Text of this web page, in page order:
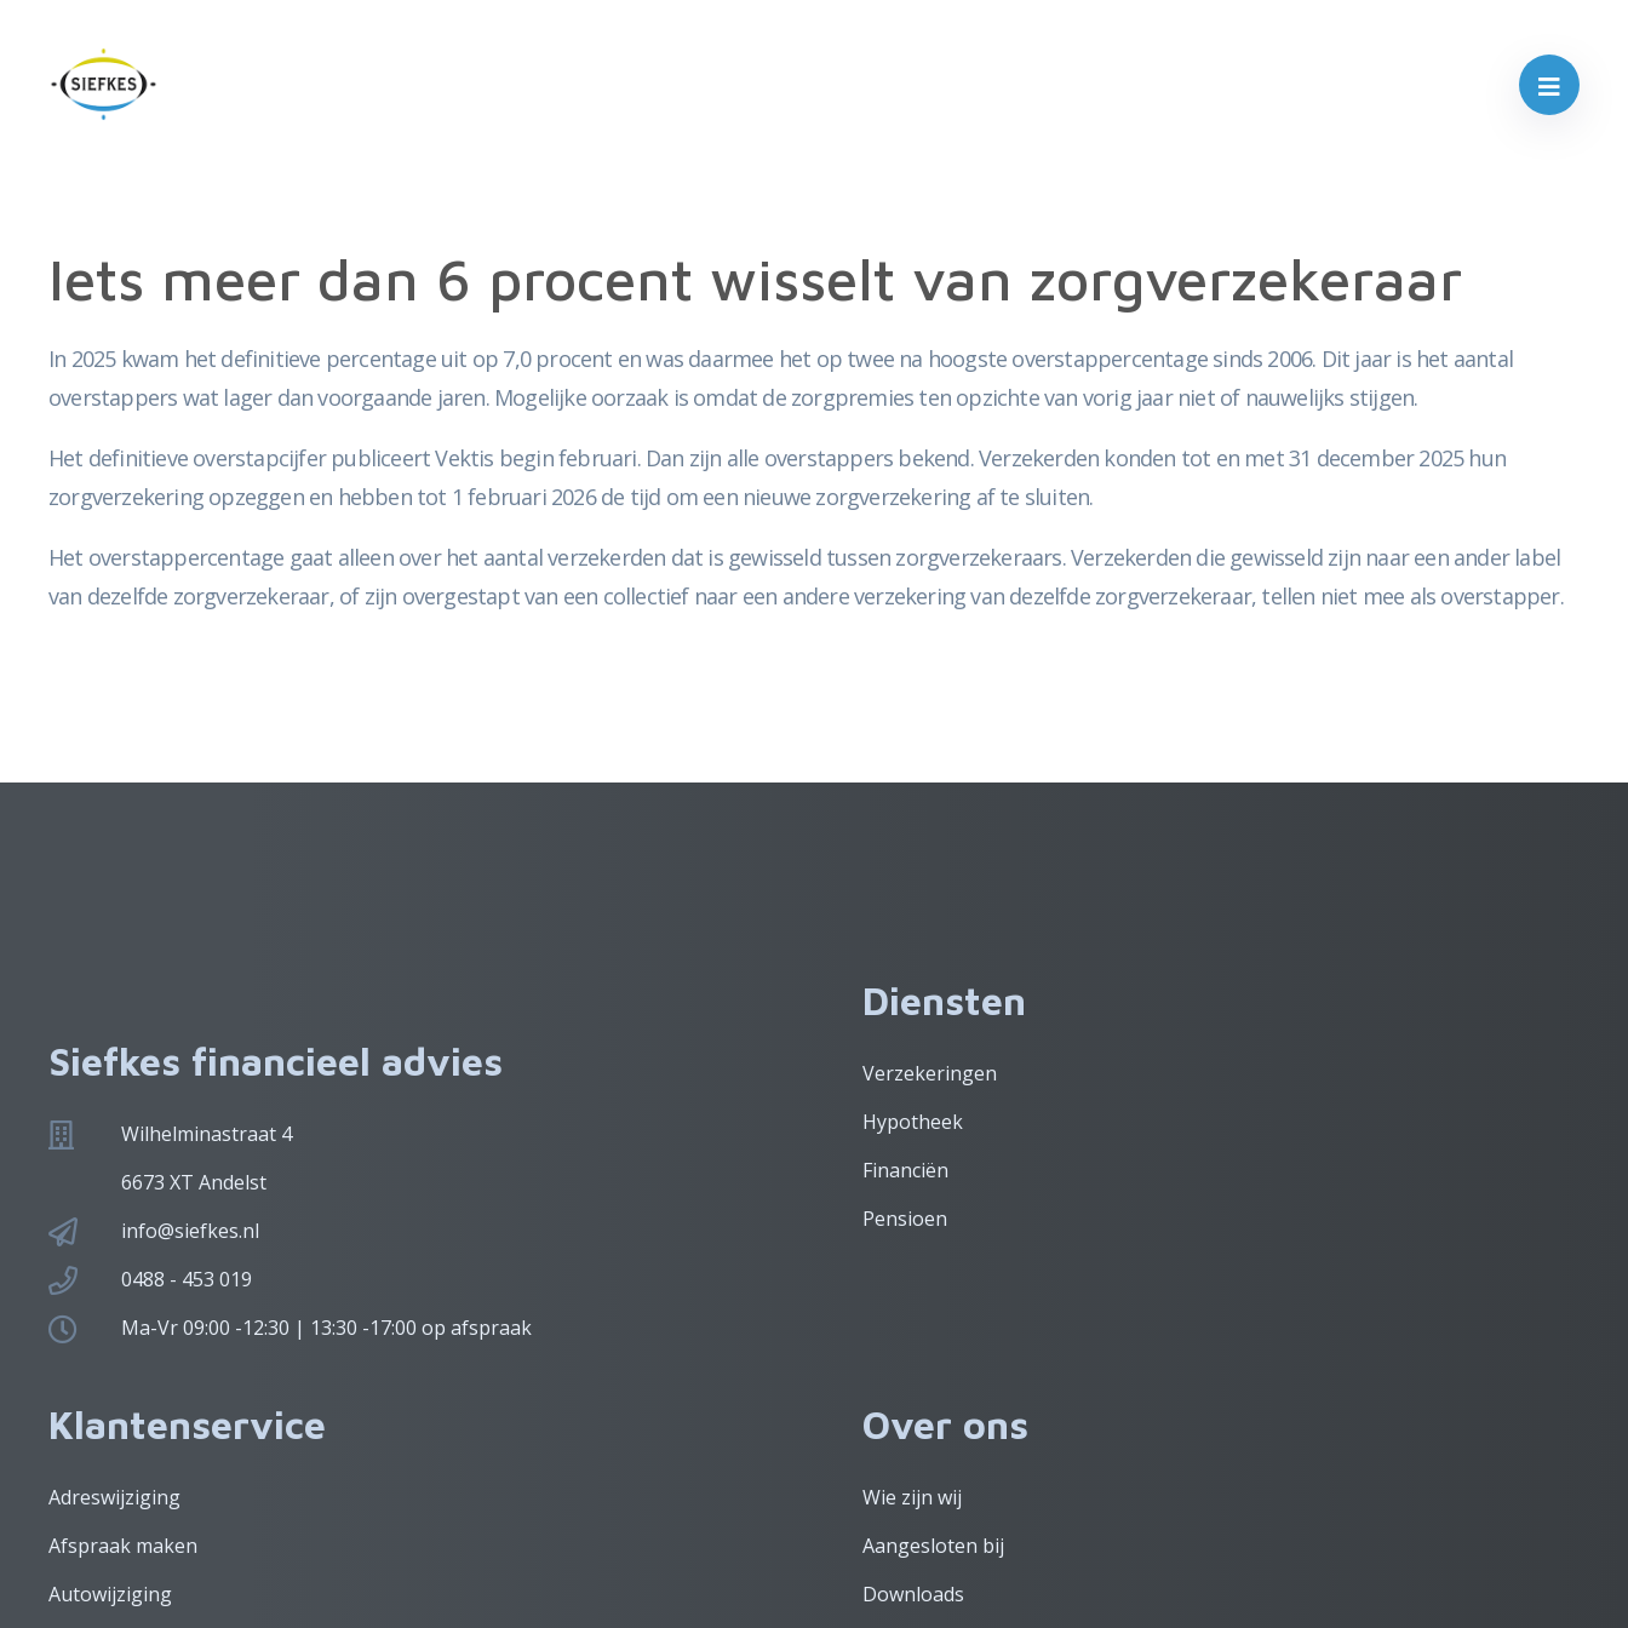
Iets meer dan 6 procent wisselt van zorgverzekeraar
In 2025 kwam het definitieve percentage uit op 7,0 procent en was daarmee het op twee na hoogste overstappercentage sinds 2006. Dit jaar is het aantal
overstappers wat lager dan voorgaande jaren. Mogelijke oorzaak is omdat de zorgpremies ten opzichte van vorig jaar niet of nauwelijks stijgen.
Het definitieve overstapcijfer publiceert Vektis begin februari. Dan zijn alle overstappers bekend. Verzekerden konden tot en met 31 december 2025 hun
zorgverzekering opzeggen en hebben tot 1 februari 2026 de tijd om een nieuwe zorgverzekering af te sluiten.
Het overstappercentage gaat alleen over het aantal verzekerden dat is gewisseld tussen zorgverzekeraars. Verzekerden die gewisseld zijn naar een ander label
van dezelfde zorgverzekeraar, of zijn overgestapt van een collectief naar een andere verzekering van dezelfde zorgverzekeraar, tellen niet mee als overstapper.
Siefkes financieel advies
Wilhelminastraat 4
6673 XT Andelst
info@siefkes.nl
0488 - 453 019
Ma-Vr 09:00 -12:30 | 13:30 -17:00 op afspraak
Diensten
Verzekeringen
Hypotheek
Financiën
Pensioen
Klantenservice
Adreswijziging
Afspraak maken
Autowijziging
Over ons
Wie zijn wij
Aangesloten bij
Downloads